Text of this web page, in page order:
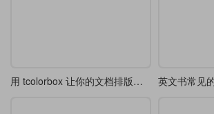
用 tcolorbox 让你的文档排版更精致